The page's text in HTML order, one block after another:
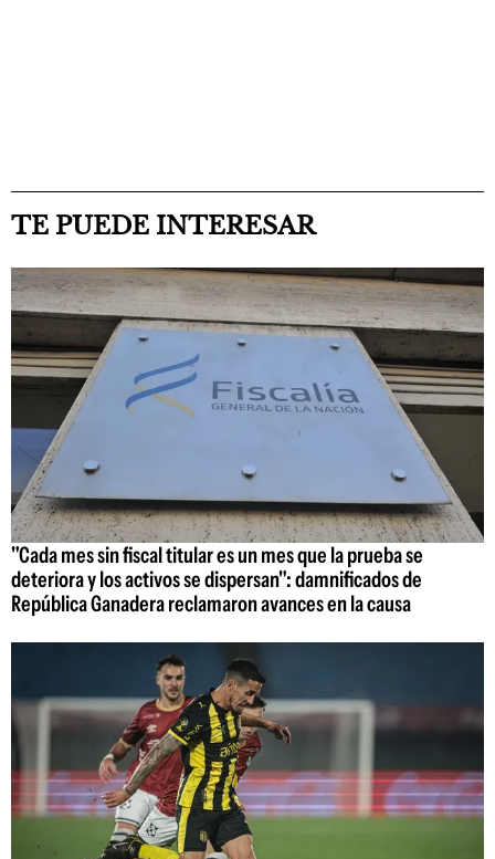
TE PUEDE INTERESAR
"Cada mes sin fiscal titular es un mes que la prueba se
deteriora y los activos se dispersan": damnificados de
República Ganadera reclamaron avances en la causa